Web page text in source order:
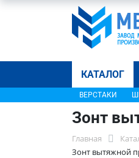
КАТАЛОГ
ВЕРСТАКИ
Зонт
Главная
Зонт вытяжной